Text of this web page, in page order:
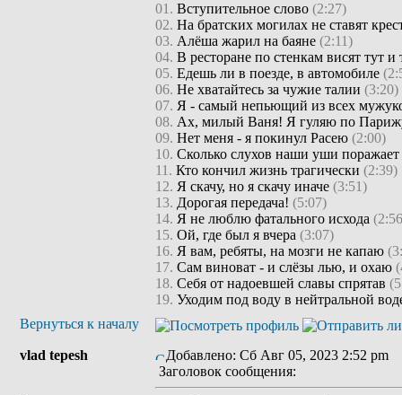
01. Вступительное слово (2:27)
02. На братских могилах не ставят
03. Алёша жарил на баяне (2:11)
04. В ресторане по стенкам висят тут
05. Едешь ли в поезде, в автомобиле
06. Не хватайтесь за чужие талии (3:20)
07. Я - самый непьющий из всех
08. Ах, милый Ваня! Я гуляю по
09. Нет меня - я покинул Расею (2:00)
10. Сколько слухов наши уши поражает
11. Кто кончил жизнь трагически (2:39)
12. Я скачу, но я скачу иначе (3:51)
13. Дорогая передача! (5:07)
14. Я не люблю фатального исхода
15. Ой, где был я вчера (3:07)
16. Я вам, ребяты, на мозги не капаю
17. Сам виноват - и слёзы лью, и охаю
18. Себя от надоевшей славы спрятав
19. Уходим под воду в нейтральной
Вернуться к началу
vlad tepesh
Добавлено: Сб Авг 05, 2023 2:52 pm
Заголовок сообщения: